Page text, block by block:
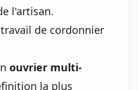
l'artisan.
de cordonnier
ouvrier multi-
la plus